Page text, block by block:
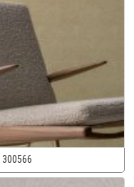
300566